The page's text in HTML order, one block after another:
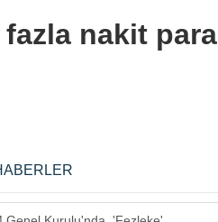
nakit para